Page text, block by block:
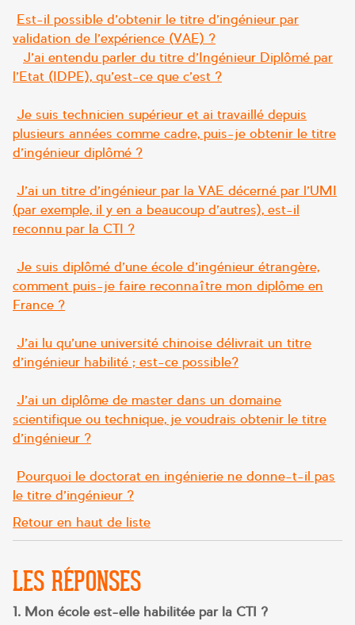
Est-il possible d’obtenir le titre d’ingénieur par
validation de l’expérience (VAE) ?
J’ai entendu parler du titre d’Ingénieur Diplômé par
l’Etat (IDPE), qu’est-ce que c’est ?
Je suis technicien supérieur et ai travaillé depuis
plusieurs années comme cadre, puis-je obtenir le titre
d’ingénieur diplômé ?
J’ai un titre d’ingénieur par la VAE décerné par l’UMI
(par exemple, il y en a beaucoup d’autres), est-il
reconnu par la CTI ?
Je suis diplômé d’une école d’ingénieur étrangère,
comment puis-je faire reconnaître mon diplôme en
France ?
J’ai lu qu’une université chinoise délivrait un titre
d’ingénieur habilité ; est-ce possible?
J’ai un diplôme de master dans un domaine
scientifique ou technique, je voudrais obtenir le titre
d’ingénieur ?
Pourquoi le doctorat en ingénierie ne donne-t-il pas
le titre d’ingénieur ?
Retour en haut de liste
LES RÉPONSES
1. Mon école est-elle habilitée par la CTI ?